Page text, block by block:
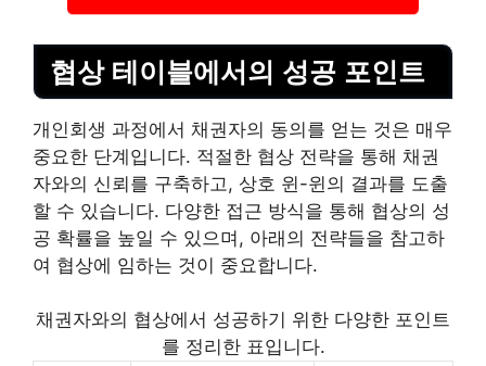
협상 테이블에서의 성공 포인트
개인회생 과정에서 채권자의 동의를 얻는 것은 매우
중요한 단계입니다. 적절한 협상 전략을 통해 채권
자와의 신뢰를 구축하고, 상호 윈-윈의 결과를 도출
할 수 있습니다. 다양한 접근 방식을 통해 협상의 성
공 확률을 높일 수 있으며, 아래의 전략들을 참고하
여 협상에 임하는 것이 중요합니다.
채권자와의 협상에서 성공하기 위한 다양한 포인트
를 정리한 표입니다.